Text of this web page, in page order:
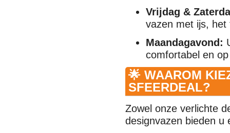
Vrijdag &
vazen met ijs, het
Maandagavond:
comfortabel en
🌟 WAAROM
SFEERDEAL?
Zowel onze verlichte
designvazen bieden u